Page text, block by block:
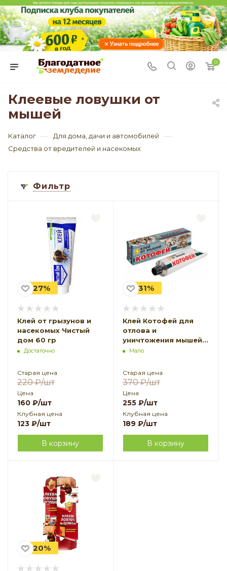
0
Клеевые ловушки от
мышей
Каталог — Для дома, дачи и автомобилей —
Средства от вредителей и насекомых
Фильтр
-27%
Клей от грызунов и
насекомых Чистый
дом 60 гр
Достаточно
Старая цена
220₽/шт
Цена
160 ₽/шт
Клубная цена
123 ₽/шт
В корзину
-31%
Клей Котофей для
отлова и
уничтожения мышей и
мелких крыс 135 г VIP
Мало
Старая цена
370₽/шт
Цена
255 ₽/шт
Клубная цена
189 ₽/шт
В корзину
-20%